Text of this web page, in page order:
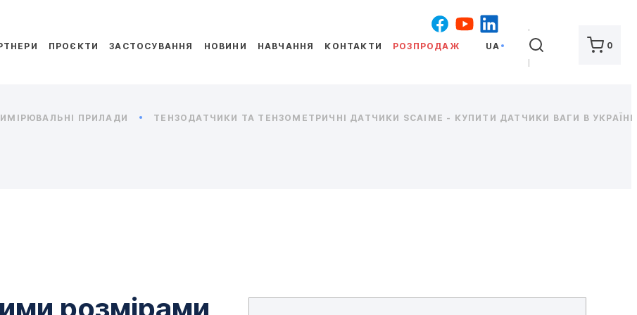
ПРОЄКТИ ЗАСТОСУВАННЯ НОВИНИ НАВЧАННЯ КОНТАКТИ РОЗПРОДАЖ UA ШУКАТИ 0
ПРИЛАДИ ТЕНЗОДАТЧИКИ ТА ТЕНЗОМЕТРИЧНІ ДАТЧИКИ SCAIME - КУПИТИ ДАТЧИКИ ВАГИ В
розмірами